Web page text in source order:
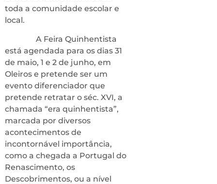
toda a comunidade escolar e
local.
A Feira Quinhentista
está agendada para os dias 31
de maio, 1 e 2 de junho, em
Oleiros e pretende ser um
evento diferenciador que
pretende retratar o séc. XVI, a
chamada “era quinhentista”,
marcada por diversos
acontecimentos de
incontornável importância,
como a chegada a Portugal do
Renascimento, os
Descobrimentos, ou a nível